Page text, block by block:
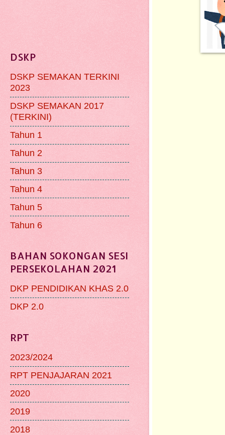
DSKP
DSKP SEMAKAN TERKINI
2023
DSKP SEMAKAN 2017
(TERKINI)
Tahun 1
Tahun 2
Tahun 3
Tahun 4
Tahun 5
Tahun 6
BAHAN SOKONGAN SESI
PERSEKOLAHAN 2021
DKP PENDIDIKAN KHAS 2.0
DKP 2.0
RPT
2023/2024
RPT PENJAJARAN 2021
2020
2019
2018